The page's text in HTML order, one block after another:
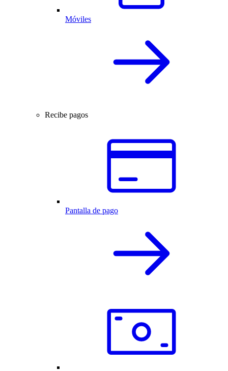
Móviles
Recibe pagos
Pantalla de pago